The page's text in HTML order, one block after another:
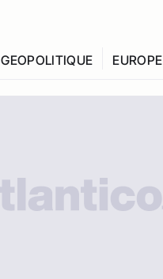
GEOPOLITIQUE EUROPE